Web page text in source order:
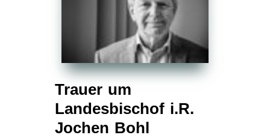
Trauer um
Landesbischof i.R.
Jochen Bohl